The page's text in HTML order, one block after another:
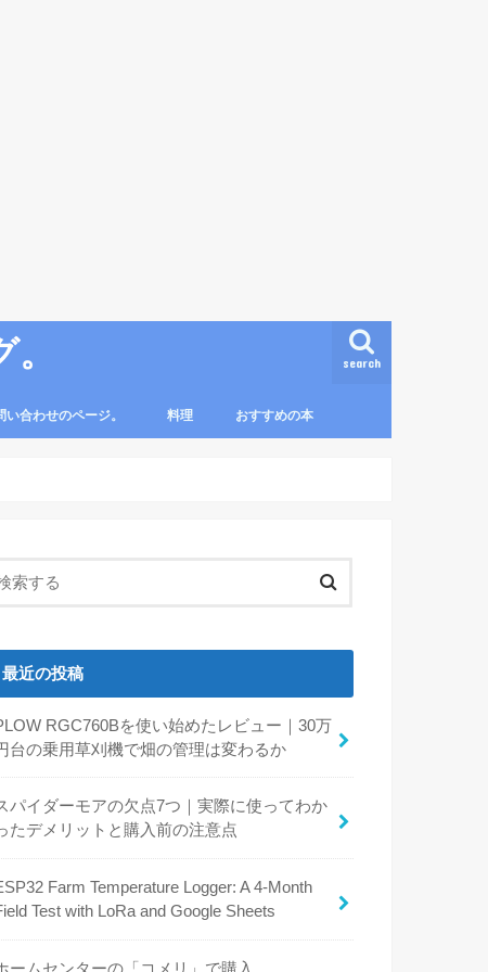
search
い合わせのページ。 料理 おすすめの本
最近の投稿
RGC760Bを使い始めたレビュー｜30万
台の乗用草刈機で畑の管理は変わるか
パイダーモアの欠点7つ｜実際に使ってわか
たデメリットと購入前の注意点
Farm Temperature Logger: A 4-Month
Test with LoRa and Google Sheets
ームセンターの「コメリ」で購入。